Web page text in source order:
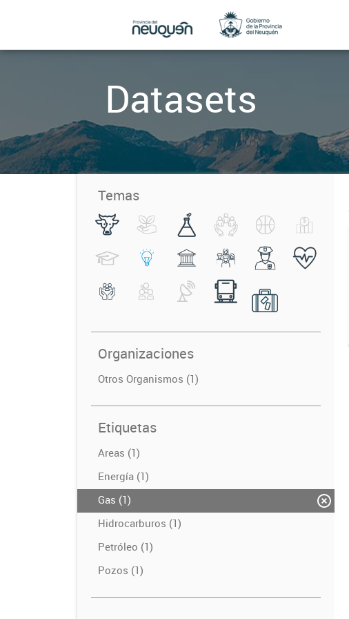
Datasets
Temas
Organizaciones
Otros Organismos (1)
Etiquetas
Areas (1)
Energía (1)
Gas (1)
Hidrocarburos (1)
Petróleo (1)
Pozos (1)